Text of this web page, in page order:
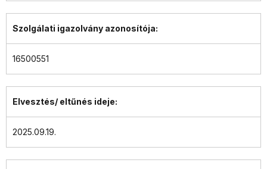
Szolgálati igazolvány azonosítója:
16500551
Elvesztés/ eltűnés ideje:
2025.09.19.